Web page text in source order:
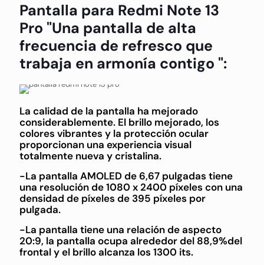
Pantalla para Redmi Note 13
Pro "Una pantalla de alta
frecuencia de refresco que
trabaja en armonía contigo ":
La calidad de la pantalla ha mejorado
considerablemente. El brillo mejorado, los
colores vibrantes y la protección ocular
proporcionan una experiencia visual
totalmente nueva y cristalina.
-La pantalla AMOLED de 6,67 pulgadas tiene
una resolución de 1080 x 2400 píxeles con una
densidad de píxeles de 395 píxeles por
pulgada.
-La pantalla tiene una relación de aspecto
20:9, la pantalla ocupa alrededor del 88,9%del
frontal y el brillo alcanza los 1300 its.